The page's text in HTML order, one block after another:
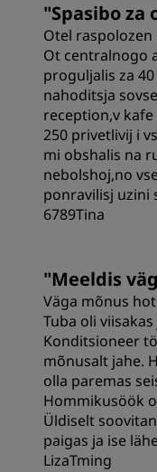
"Spasibo za
Otel
Ot centralnogo
proguljalis za
nahoditsja
reception,v
250 privetlivij i
mi obshalis na
nebolshoj,no
ponravilisj uzini
6789Tina
Standard
Sovkvalitet
Läge
"Meeldis
Väga mõnus
Tuba oli
Konditsioneer
mõnusalt jahe.
olla paremas
Hommikusöök
Üldiselt
paigas ja ise
LizaTming